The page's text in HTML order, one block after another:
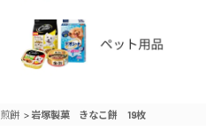
煎餅 >岩塚製菓 きなこ餅 19枚